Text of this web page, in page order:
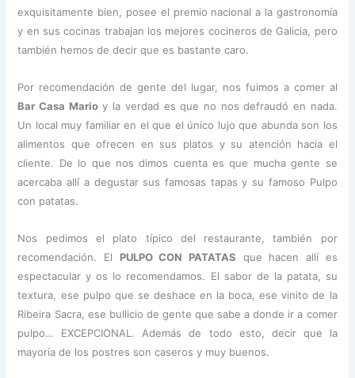
exquisitamente bien, posee el premio nacional a la gastronomía
y en sus cocinas trabajan los mejores cocineros de Galicia, pero
también hemos de decir que es bastante caro.
Por recomendación de gente del lugar, nos fuimos a comer al
Bar Casa Marioy la verdad es que no nos defraudó en nada.
Un local muy familiar en el que el único lujo que abunda son los
alimentos que ofrecen en sus platos y su atención hacia el
cliente. De lo que nos dimos cuenta es que mucha gente se
acercaba allí a degustar sus famosas tapas y su famoso Pulpo
con patatas.
Nos pedimos el plato típico del restaurante, también por
recomendación. El PULPO CON PATATAS que hacen allí es
espectacular y os lo recomendamos. El sabor de la patata, su
textura, ese pulpo que se deshace en la boca, ese vinito de la
Ribeira Sacra, ese bullicio de gente que sabe a donde ir a comer
pulpo… EXCEPCIONAL. Además de todo esto, decir que la
mayoría de los postres son caseros y muy buenos.